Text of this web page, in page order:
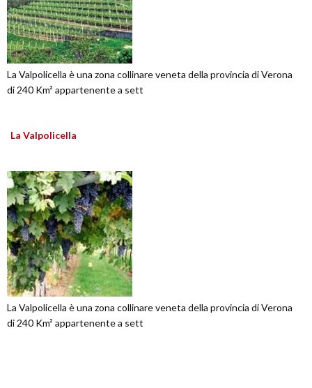
La Valpolicella è una zona collinare veneta della provincia di Verona
di 240 Km² appartenente a sett
La Valpolicella
La Valpolicella è una zona collinare veneta della provincia di Verona
di 240 Km² appartenente a sett